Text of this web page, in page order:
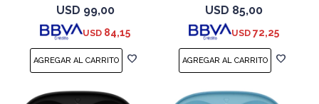
EDITION
USD 99,00
USD 84,15
USD 85,00
USD 72,25